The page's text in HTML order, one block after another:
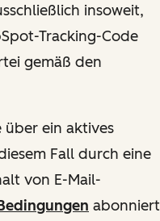
insoweit,
Tracking-Code
gemäß den
über ein aktives
Fall durch eine
von E-Mail-
abonniert